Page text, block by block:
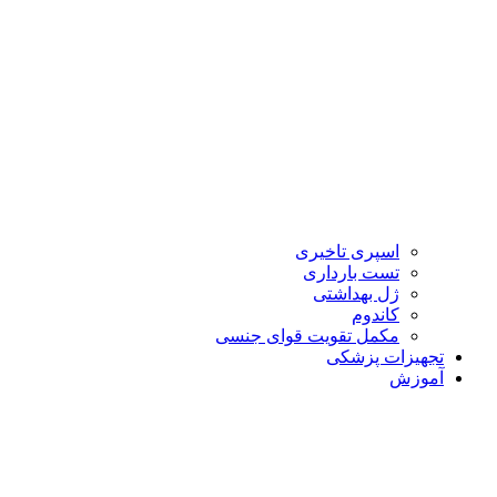
اسپری تاخیری
تست بارداری
ژل بهداشتی
کاندوم
مکمل تقویت قوای جنسی
تجهیزات پزشکی
آموزش